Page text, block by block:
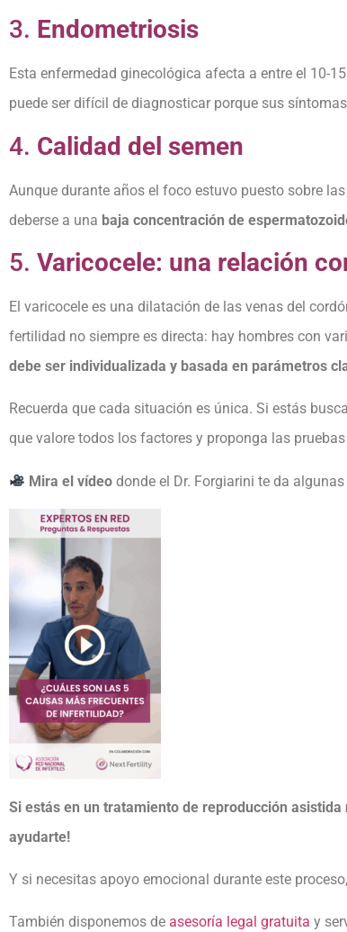
3. Endometriosis
Esta enfermedad ginecológica afecta a entre el 10-
puede ser difícil de diagnosticar porque sus
4. Calidad del semen
Aunque durante años el foco estuvo puesto sobre
deberse a una baja concentración de
5. Varicocele: una relación
El varicocele es una dilatación de las venas del
fertilidad no siempre es directa: hay hombres con
debe ser individualizada y basada en parámetros
Recuerda que cada situación es única. Si estás
que valore todos los factores y proponga las
Mira el vídeo donde el Dr. Forgiarini te da
Si estás en un tratamiento de reproducción
ayudarte!
Y si necesitas apoyo emocional durante este
También disponemos de asesoría legal gratuita y